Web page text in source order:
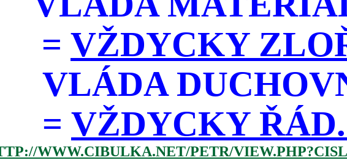
= VŽDYCKY
VLÁDA
= VŽDYCKY
WWW.CIBULKA.NET/PETR/